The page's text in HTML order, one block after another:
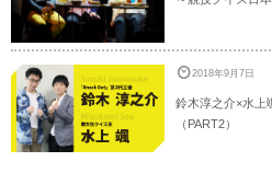
2018年9月7日
鈴木淳之介×水上
（PART2）